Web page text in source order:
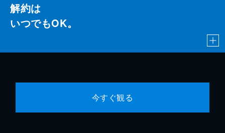
解約は
いつでもOK。
今すぐ観る